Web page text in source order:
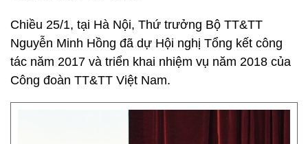
Chiều 25/1, tại Hà Nội, Thứ trưởng Bộ TT&TT
Nguyễn Minh Hồng đã dự Hội nghị Tổng kết công
tác năm 2017 và triển khai nhiệm vụ năm 2018 của
Công đoàn TT&TT Việt Nam.